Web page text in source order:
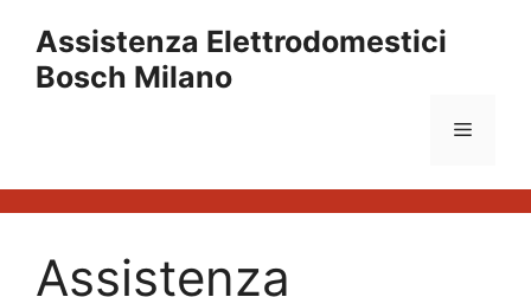
contenuto
Assistenza Elettrodomestici
Bosch Milano
Menu
Assistenza